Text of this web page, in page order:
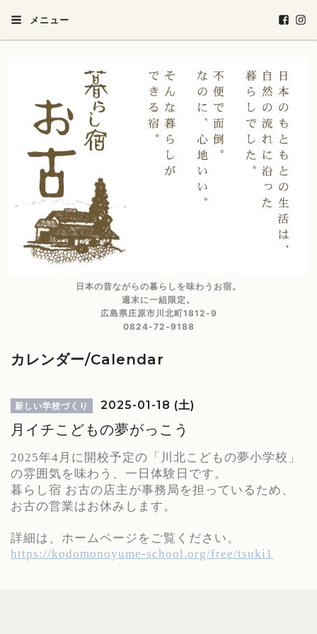
メニュー
日本の昔ながらの暮らしを味わうお宿。
週末に一組限定。
広島県庄原市川北町1812-9
0824-72-9188
カレンダー/Calendar
新しい学校づくり 2025-01-18 (土)
月イチこどもの夢がっこう
2025年4月に開校予定の「川北こどもの夢小学校」
の雰囲気を味わう、一日体験日です。
暮らし宿 お古の店主が事務局を担っているため、
お古の営業はお休みします。
詳細は、ホームページをご覧ください。
https://kodomonoyume-school.org/free/tsuki1